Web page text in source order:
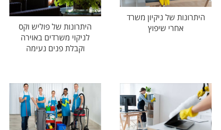
היתרונות של ניקיון משרד
אחרי שיפוץ
היתרונות של פוליש וקס
לניקוי משרדים באוירה
וקבלת פנים נעימה